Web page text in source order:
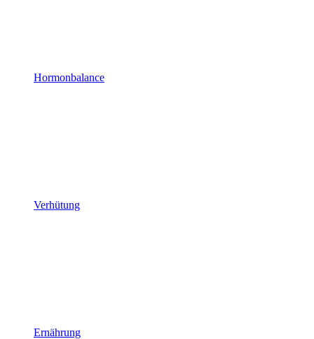
Hormonbalance
Verhütung
Ernährung